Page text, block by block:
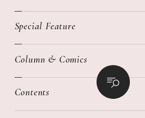
真夏のひんやりグッズ 2026
ニトリ・イケア・無印良品で賢くおしゃれなイン
この春ほしい大人のスニーカー 2026春夏
絶品、お餅レシピ大集合！
Special Feature
2026年春夏 トレンドファッションニュース
女子旅おすすめスポット 暮らすように心地
Column & Comics
ぐれいさん
Contents